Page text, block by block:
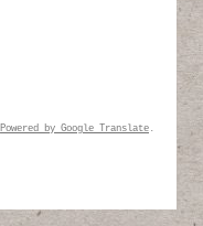
Powered by Google Translate .